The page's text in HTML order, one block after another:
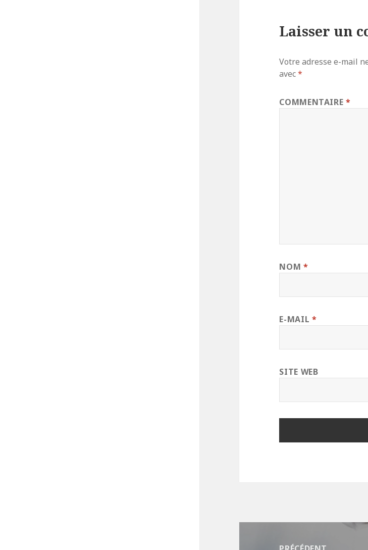
Laisser un
Votre adresse e-mail
avec*
COMMENTAIRE*
NOM *
E-MAIL *
SITE WEB